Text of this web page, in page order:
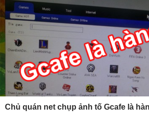
Chủ quán net chụp ảnh tố Gcafe là